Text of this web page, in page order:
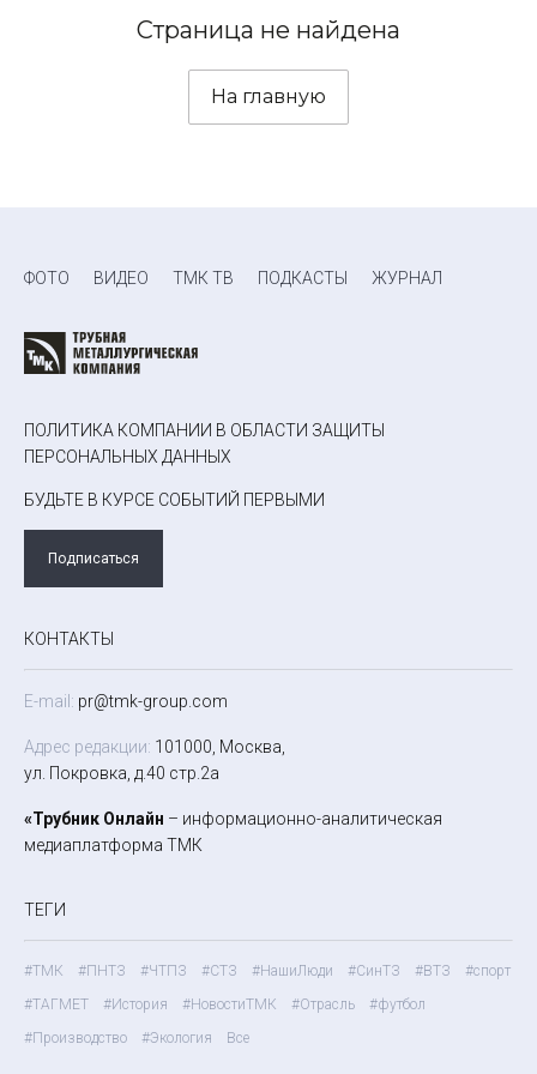
Страница не найдена
На главную
ФОТО ВИДЕО ТМК ТВ ПОДКАСТЫ ЖУРНАЛ
ПОЛИТИКА КОМПАНИИ В ОБЛАСТИ ЗАЩИТЫ
ПЕРСОНАЛЬНЫХ ДАННЫХ
БУДЬТЕ В КУРСЕ СОБЫТИЙ ПЕРВЫМИ
Подписаться
КОНТАКТЫ
E-mail: pr@tmk-group.com
Адрес редакции: 101000, Москва,
ул. Покровка, д.40 стр.2а
«Трубник Онлайн – информационно-аналитическая
медиаплатформа ТМК
ТЕГИ
#ТМК #ПНТЗ #ЧТПЗ #СТЗ #НашиЛюди #СинТЗ #ВТЗ
#спорт
#ТАГМЕТ
#История #НовостиТМК #Отрасль
#футбол
#Производство
#Экология Все